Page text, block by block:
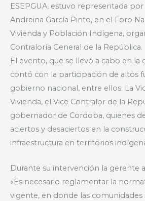
ESEPGUA, estuvo representada
Andreina García Pinto, en el Foro
Vivienda y Población Indígena,
Contraloría General de la República.
El evento, que se llevó a cabo en la
contó con la participación de altos
gobierno nacional, entre ellos: La
Vivienda, el Vice Contralor de la
gobernador de Cordoba, quienes
aciertos y desaciertos en la
infraestructura en territorios
Durante su intervención la gerente
«Es necesario reglamentar la
vigente, en donde las